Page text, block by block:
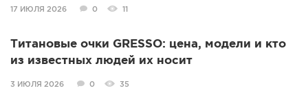
17 ИЮЛЯ 2026 0 11
Титановые очки GRESSO: цена, модели и кто
из известных людей их носит
3 ИЮЛЯ 2026 0 35